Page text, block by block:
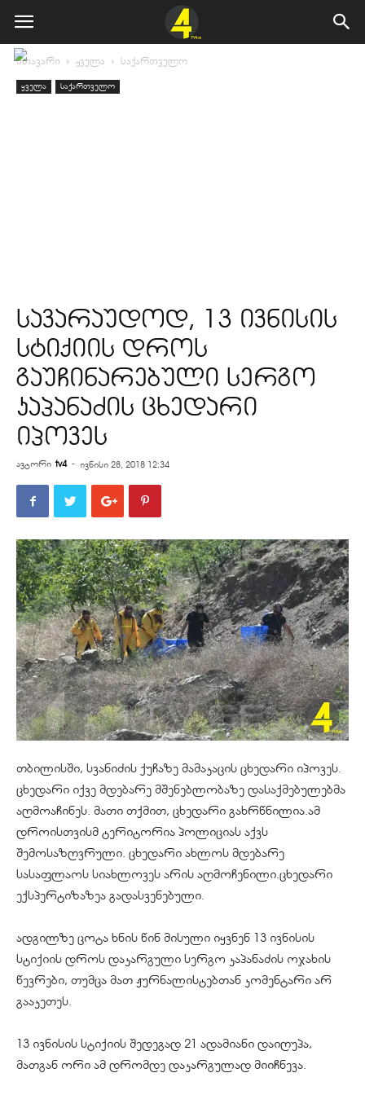
მთავარი ყველა საქართველო
ყველა საქართველო
სავარაუდოდ, 13 ივნისის
სტიქიის დროს
გაუჩინარებული სერგო
კაპანაძის ცხედარი
იპოვეს
ავტორი tv4 - ივნისი 28, 2018 12:34
თბილისში, სვანიძის ქუჩაზე მამაკაცის ცხედარი იპოვეს.
ცხედარი იქვე მდებარე მშენებლობაზე დასაქმებულებმა
აღმოაჩინეს. მათი თქმით, ცხედარი გახრწნილია.ამ
დროისთვისმ ტერიტორია პოლიციას აქვს
შემოსაზღვრული. ცხედარი ახლოს მდებარე
სასაფლაოს სიახლოვეს არის აღმოჩენილი.ცხედარი
ექსპერტიზაზეა გადასვენებული.
ადგილზე ცოტა ხნის წინ მისული იყვნენ 13 ივნისის
სტიქიის დროს დაკარგული სერგო კაპანაძის ოჯახის
წევრები, თუმცა მათ ჟურნალისტებთან კომენტარი არ
გააკეთეს.
13 ივნისის სტიქიის შედეგად 21 ადამიანი დაიღუპა,
მათგან ორი ამ დრომდე დაკარგულად მიიჩნევა.